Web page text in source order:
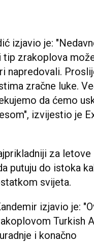
izjavio je:
zrakoplova
napredovali.
zračne luke.
da ćemo
izvijestio je
za letove
putuju do istoka
svijeta.
izjavio je:
Turkish
i konačno